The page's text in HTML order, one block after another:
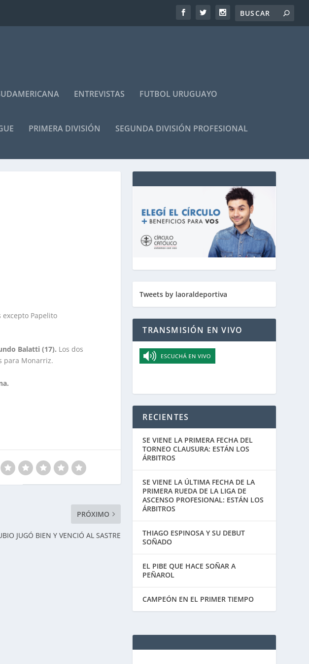
ENTREVISTAS FUTBOL URUGUAYO
PRIMERA DIVISIÓN SEGUNDA DIVISIÓN PROFESIONAL
excepto Papelito
Balatti (17). Los dos
para Monarriz.
PRÓXIMO
JUGÓ BIEN Y VENCIÓ AL SASTRE
Tweets by laoraldeportiva
TRANSMISIÓN EN VIVO
RECIENTES
SE VIENE LA PRIMERA FECHA DEL
TORNEO CLAUSURA: ESTÁN LOS
ÁRBITROS
SE VIENE LA ÚLTIMA FECHA DE LA
PRIMERA RUEDA DE LA LIGA DE
ASCENSO PROFESIONAL: ESTÁN LOS
ÁRBITROS
THIAGO ESPINOSA Y SU DEBUT
SOÑADO
EL PIBE QUE HACE SOÑAR A
PEÑAROL
CAMPEÓN EN EL PRIMER TIEMPO